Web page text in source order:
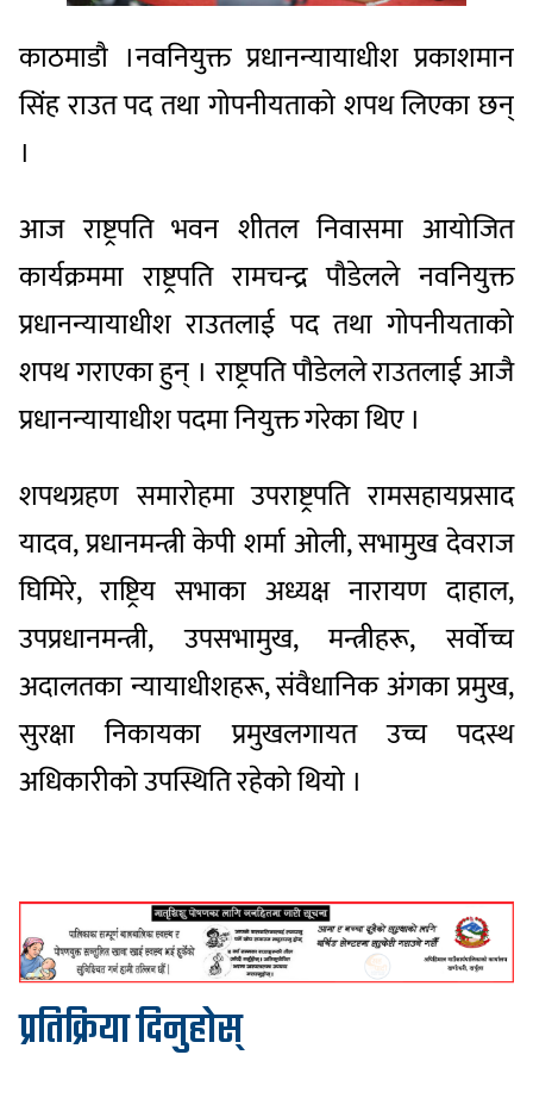
काठमाडाै ।नवनियुक्त प्रधानन्यायाधीश प्रकाशमान
सिंह राउत पद तथा गोपनीयताको शपथ लिएका छन्
।
आज राष्ट्रपति भवन शीतल निवासमा आयोजित
कार्यक्रममा राष्ट्रपति रामचन्द्र पौडेलले नवनियुक्त
प्रधानन्यायाधीश राउतलाई पद तथा गोपनीयताको
शपथ गराएका हुन् । राष्ट्रपति पौडेलले राउतलाई आजै
प्रधानन्यायाधीश पदमा नियुक्त गरेका थिए ।
शपथग्रहण समारोहमा उपराष्ट्रपति रामसहायप्रसाद
यादव, प्रधानमन्त्री केपी शर्मा ओली, सभामुख देवराज
घिमिरे, राष्ट्रिय सभाका अध्यक्ष नारायण दाहाल,
उपप्रधानमन्त्री, उपसभामुख, मन्त्रीहरू, सर्वोच्च
अदालतका न्यायाधीशहरू, संवैधानिक अंगका प्रमुख,
सुरक्षा निकायका प्रमुखलगायत उच्च पदस्थ
अधिकारीको उपस्थिति रहेको थियो ।
प्रतिक्रिया दिनुहोस्